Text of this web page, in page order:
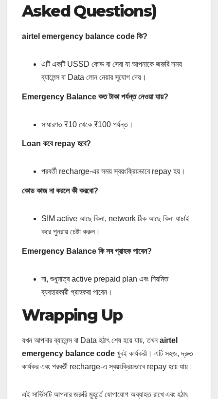
Asked Questions)
airtel emergency balance code কি?
এটি একটি USSD কোড বা সেবা যা আপনাকে জরুরি সময়
ব্যালেন্স বা Data লোন নেয়ার সুযোগ দেয়।
Emergency Balance কত টাকা পর্যন্ত নেওয়া যায়?
সাধারণত ₹10 থেকে ₹100 পর্যন্ত।
Loan কবে repay হবে?
পরবর্তী recharge-এর সময় স্বয়ংক্রিয়ভাবে repay হয়।
কোড কাজ না করলে কী করবো?
SIM active আছে কিনা, network ঠিক আছে কিনা যাচাই
করে পুনরায় চেষ্টা করুন।
Emergency Balance কি সব গ্রাহক পাবেন?
না, শুধুমাত্র active prepaid plan এবং নিয়মিত
ব্যবহারকারী গ্রাহকরা পাবেন।
Wrapping Up
যখন আপনার ব্যালেন্স বা Data হঠাৎ শেষ হয়ে যায়, তখন airtel
emergency balance code খুবই কার্যকরী। এটি সহজ, দ্রুত
কার্যকর এবং পরবর্তী recharge‑এ স্বয়ংক্রিয়ভাবে repay হয়ে যায়।
এই সার্ভিসটি আপনার জরুরি মুহূর্তে যোগাযোগ অব্যাহত রাখে এবং হঠাৎ